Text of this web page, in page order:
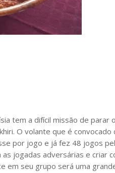
tem a difícil missão de parar
O volante que é
por jogo e já fez 48 jogos
as jogadas adversárias e criar
em seu grupo será uma